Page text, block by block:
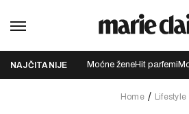
NAJČITANIJE Moćne ženeHit parfemi
Home Lifestyle